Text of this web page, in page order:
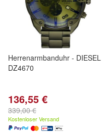
Herrenarmbanduhr - DIESEL
DZ4670
136,55 €
339,00 €
Kostenloser Versand